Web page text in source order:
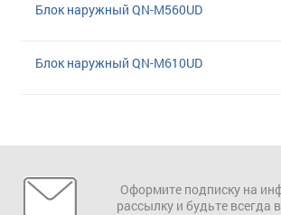
Блок наружный QN-M560UD
Блок наружный QN-M610UD
Оформите подписку на
рассылку и будьте всегда